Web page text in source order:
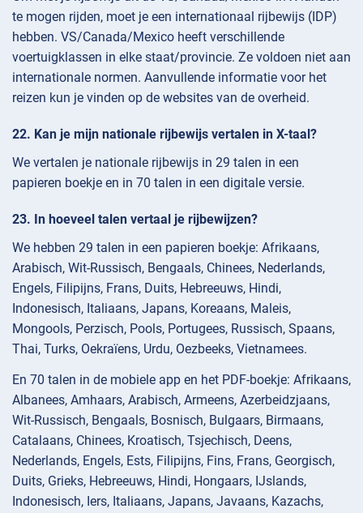
te mogen rijden, moet je een internationaal rijbewijs (IDP)
hebben. VS/Canada/Mexico heeft verschillende
voertuigklassen in elke staat/provincie. Ze voldoen niet aan
internationale normen. Aanvullende informatie voor het
reizen kun je vinden op de websites van de overheid.
Kan je mijn nationale rijbewijs vertalen in X-taal?
We vertalen je nationale rijbewijs in 29 talen in een
papieren boekje en in 70 talen in een digitale versie.
In hoeveel talen vertaal je rijbewijzen?
We hebben 29 talen in een papieren boekje: Afrikaans,
Arabisch, Wit-Russisch, Bengaals, Chinees, Nederlands,
Engels, Filipijns, Frans, Duits, Hebreeuws, Hindi,
Indonesisch, Italiaans, Japans, Koreaans, Maleis,
Mongools, Perzisch, Pools, Portugees, Russisch, Spaans,
Thai, Turks, Oekraïens, Urdu, Oezbeeks, Vietnamees.
En 70 talen in de mobiele app en het PDF-boekje: Afrikaans,
Albanees, Amhaars, Arabisch, Armeens, Azerbeidzjaans,
Wit-Russisch, Bengaals, Bosnisch, Bulgaars, Birmaans,
Catalaans, Chinees, Kroatisch, Tsjechisch, Deens,
Nederlands, Engels, Ests, Filipijns, Fins, Frans, Georgisch,
Duits, Grieks, Hebreeuws, Hindi, Hongaars, IJslands,
Indonesisch, Iers, Italiaans, Japans, Javaans, Kazachs,